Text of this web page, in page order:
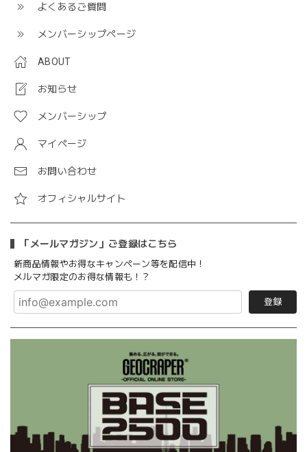
よくあるご質問
メンバーシップページ
ABOUT
お知らせ
メンバーシップ
マイページ
お問い合わせ
オフィシャルサイト
「メールマガジン」ご登録はこちら
新商品情報やお得なキャンペーン等を配信中！
メルマガ限定のお得な情報も！？
登録